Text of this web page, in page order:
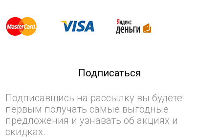
Подписаться
Подписавшись на рассылку вы будете
первым получать самые выгодные
предложения и узнавать об акциях и
скидках.